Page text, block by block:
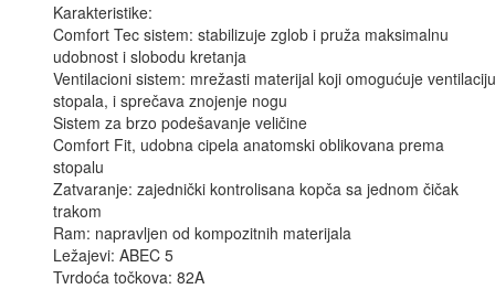
Karakteristike:
Comfort Tec sistem: stabilizuje zglob i pruža maksimalnu
udobnost i slobodu kretanja
Ventilacioni sistem: mrežasti materijal koji omogućuje ventilaciju
stopala, i sprečava znojenje nogu
Sistem za brzo podešavanje veličine
Comfort Fit, udobna cipela anatomski oblikovana prema
stopalu
Zatvaranje: zajednički kontrolisana kopča sa jednom čičak
trakom
Ram: napravljen od kompozitnih materijala
Ležajevi: ABEC 5
Tvrdoća točkova: 82A